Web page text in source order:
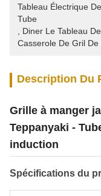
Tableau Électrique
Tube
Diner Le Tableau
Casserole De Gril De
Description Du
Grille à manger
Teppanyaki -
induction
Spécifications du